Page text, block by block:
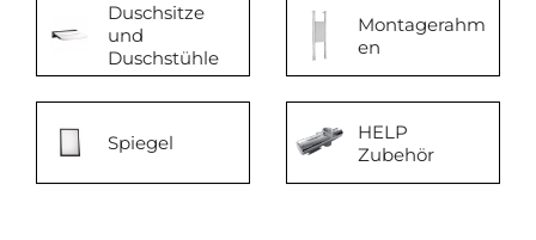
Duschsitze
und
Duschstühle
Montagerahm
en
Spiegel
HELP
Zubehör